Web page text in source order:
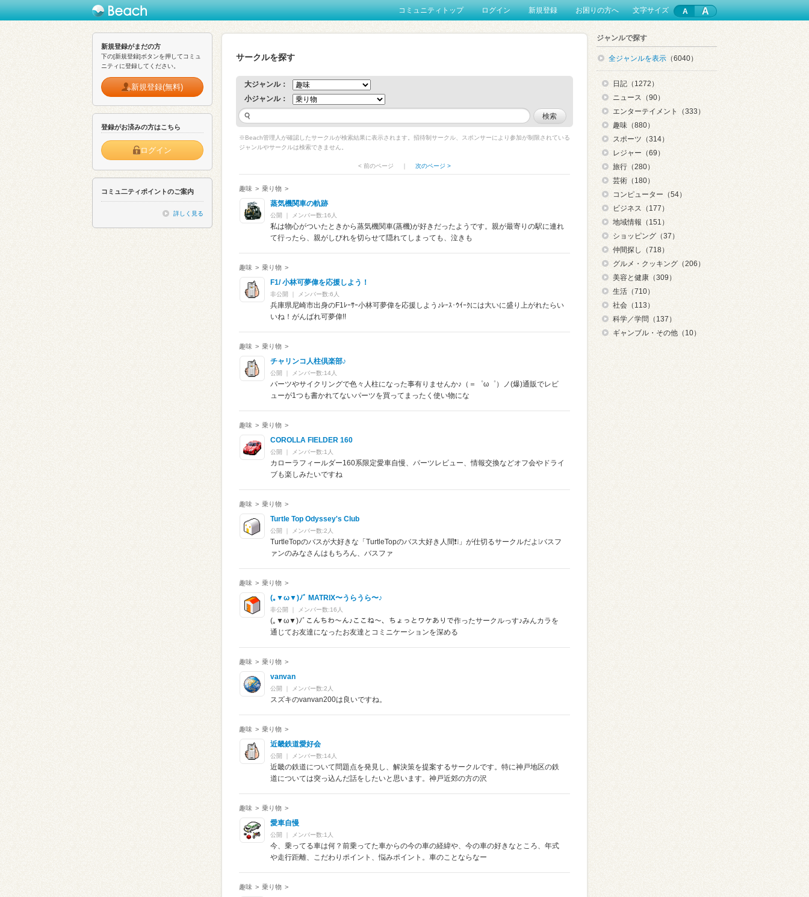
コミュニティトップ ログイン 新規登録 お困りの方へ 文字サイズ A
新規登録がまだの方
下の[新規登録]ボタンを押してコミュ
ニティに登録してください。
新規登録(無料)
登録がお済みの方はこちら
ログイン
コミュ二ティポイントのご案内
詳しく見る
サークルを探す
大ジャンル：
小ジャンル：
検索
※Beach管理人が確認したサークルが検索結果に表示されます。招待制サークル、スポンサーにより参加が制限されている
ジャンルやサークルは検索できません。
< 前のページ 次のページ >
趣味 > 乗り物 >
蒸気機関車の軌跡
公開 メンバー数:16人
私は物心がついたときから蒸気機関車(蒸機)が好きだったようです。親が最寄りの駅に連れ
て行ったら、親がしびれを切らせて隠れてしまっても、泣きも
趣味 > 乗り物 >
F1/ 小林可夢偉を応援しよう！
非公開 メンバー数:6人
兵庫県尼崎市出身のF1ﾚｰｻｰ小林可夢偉を応援しよう♪ﾚｰｽ･ｳｲｰｸには大いに盛り上がれたらい
いね！がんばれ可夢偉!!
趣味 > 乗り物 >
チャリンコ人柱倶楽部♪
公開 メンバー数:14人
パーツやサイクリングで色々人柱になった事有りませんか♪（＝゜ω゜）ノ(爆)通販でレビ
ューが1つも書かれてないパーツを買ってまったく使い物にな
趣味 > 乗り物 >
COROLLA FIELDER 160
公開 メンバー数:1人
カローラフィールダー160系限定愛車自慢、パーツレビュー、情報交換などオフ会やドライ
ブも楽しみたいですね
趣味 > 乗り物 >
Turtle Top Odyssey's Club
公開 メンバー数:2人
TurtleTopのバスが大好きな「TurtleTopのバス大好き人間❗️❕」が仕切るサークルだよ❕バスフ
ァンのみなさんはもちろん、バスファ
趣味 > 乗り物 >
(｡▼ω▼)ﾉﾞ MATRIX〜うらうら〜♪
非公開 メンバー数:16人
(｡▼ω▼)ﾉﾞこんちわ〜ん♪ここね〜、ちょっとワケありで作ったサークルっす♪みんカラを
通じてお友達になったお友達とコミニケーションを深める
趣味 > 乗り物 >
vanvan
公開 メンバー数:2人
スズキのvanvan200は良いですね。
趣味 > 乗り物 >
近畿鉄道愛好会
公開 メンバー数:14人
近畿の鉄道について問題点を発見し、解決策を提案するサークルです。特に神戸地区の鉄
道については突っ込んだ話をしたいと思います。神戸近郊の方の沢
趣味 > 乗り物 >
愛車自慢
公開 メンバー数:1人
今、乗ってる車は何？前乗ってた車からの今の車の経緯や、今の車の好きなところ、年式
や走行距離、こだわりポイント、悩みポイント。車のことならなー
趣味 > 乗り物 >
ジャンルで探す
全ジャンルを表示 （6040）
日記（1272）
ニュース（90）
エンターテイメント（333）
趣味（880）
スポーツ（314）
レジャー（69）
旅行（280）
芸術（180）
コンピューター（54）
ビジネス（177）
地域情報（151）
ショッピング（37）
仲間探し（718）
グルメ・クッキング（206）
美容と健康（309）
生活（710）
社会（113）
科学／学問（137）
ギャンブル・その他（10）